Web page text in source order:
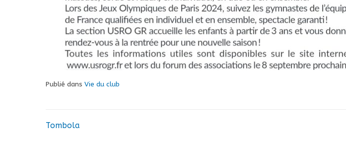
Publié dans Vie du club
Navigation
Tombola